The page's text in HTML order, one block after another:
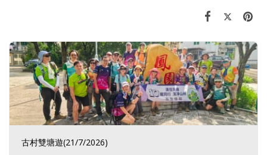
古村雙塘遊(21/7/2026)